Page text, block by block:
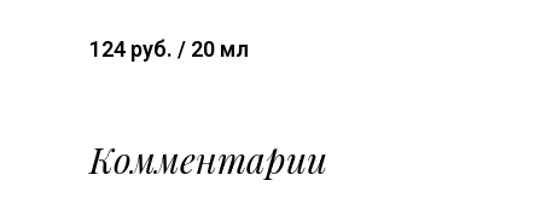
124 руб. / 20 мл
Комментарии